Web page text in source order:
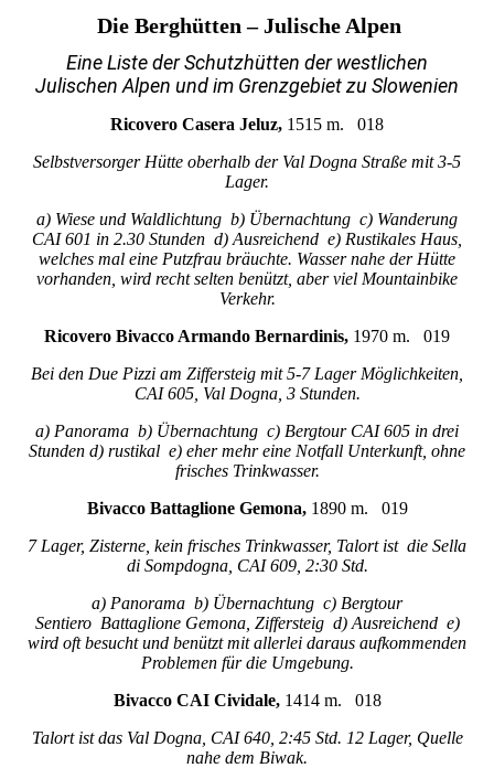
Die Berghütten – Julische Alpen
Eine Liste der Schutzhütten der westlichen
Julischen Alpen und im Grenzgebiet zu Slowenien
Ricovero Casera Jeluz, 1515 m. 018
Selbstversorger Hütte oberhalb der Val Dogna Straße mit 3-5
Lager.
a) Wiese und Waldlichtung b) Übernachtung c) Wanderung
CAI 601 in 2.30 Stunden d) Ausreichend e) Rustikales Haus,
welches mal eine Putzfrau bräuchte. Wasser nahe der Hütte
vorhanden, wird recht selten benützt, aber viel Mountainbike
Verkehr.
Ricovero Bivacco Armando Bernardinis, 1970 m. 019
Bei den Due Pizzi am Ziffersteig mit 5-7 Lager Möglichkeiten,
CAI 605, Val Dogna, 3 Stunden.
a) Panorama b) Übernachtung c) Bergtour CAI 605 in drei
Stunden d) rustikal e) eher mehr eine Notfall Unterkunft, ohne
frisches Trinkwasser.
Bivacco Battaglione Gemona, 1890 m. 019
7 Lager, Zisterne, kein frisches Trinkwasser, Talort ist die Sella
di Sompdogna, CAI 609, 2:30 Std.
a) Panorama b) Übernachtung c) Bergtour
Sentiero Battaglione Gemona, Ziffersteig d) Ausreichend e)
wird oft besucht und benützt mit allerlei daraus aufkommenden
Problemen für die Umgebung.
Bivacco CAI Cividale, 1414 m. 018
Talort ist das Val Dogna, CAI 640, 2:45 Std. 12 Lager, Quelle
nahe dem Biwak.